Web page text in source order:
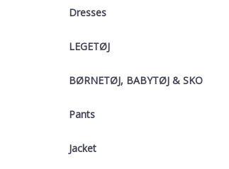
Dresses
LEGETØJ
BØRNETØJ, BABYTØJ & SKO
Pants
Jacket